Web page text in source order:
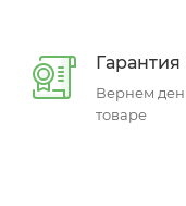
Гарантия
Вернем
товаре